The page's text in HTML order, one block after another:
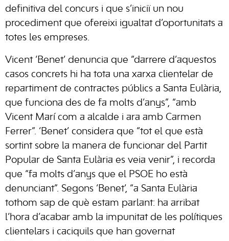
definitiva del concurs i que s’iniciï un nou
procediment que ofereixi igualtat d’oportunitats a
totes les empreses.
Vicent ‘Benet’ denuncia que “darrere d’aquestos
casos concrets hi ha tota una xarxa clientelar de
repartiment de contractes públics a Santa Eulària,
que funciona des de fa molts d’anys”, “amb
Vicent Marí com a alcalde i ara amb Carmen
Ferrer”. ‘Benet’ considera que “tot el que està
sortint sobre la manera de funcionar del Partit
Popular de Santa Eulària es veia venir”, i recorda
que “fa molts d’anys que el PSOE ho està
denunciant”. Segons ‘Benet’, “a Santa Eulària
tothom sap de què estam parlant: ha arribat
l’hora d’acabar amb la impunitat de les polítiques
clientelars i caciquils que han governat